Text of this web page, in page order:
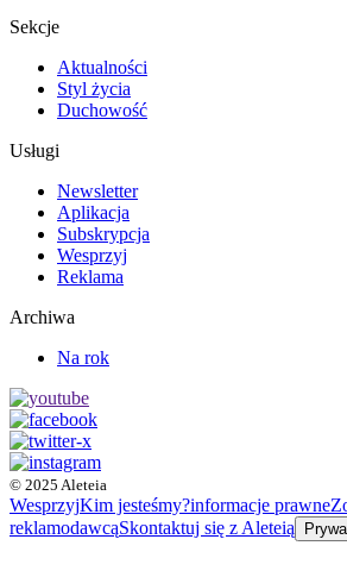
Sekcje
Aktualności
Styl życia
Duchowość
Usługi
Newsletter
Aplikacja
Subskrypcja
Wesprzyj
Reklama
Archiwa
Na rok
© 2025 Aleteia
WesprzyjKim jesteśmy?informacje prawne
reklamodawcąSkontaktuj się z Aleteią